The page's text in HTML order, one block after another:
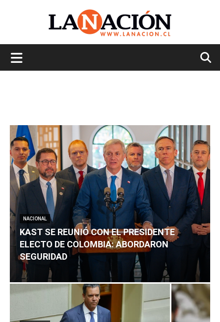
NACIONAL
KAST SE REUNIÓ CON EL PRESIDENTE
ELECTO DE COLOMBIA: ABORDARON
SEGURIDAD